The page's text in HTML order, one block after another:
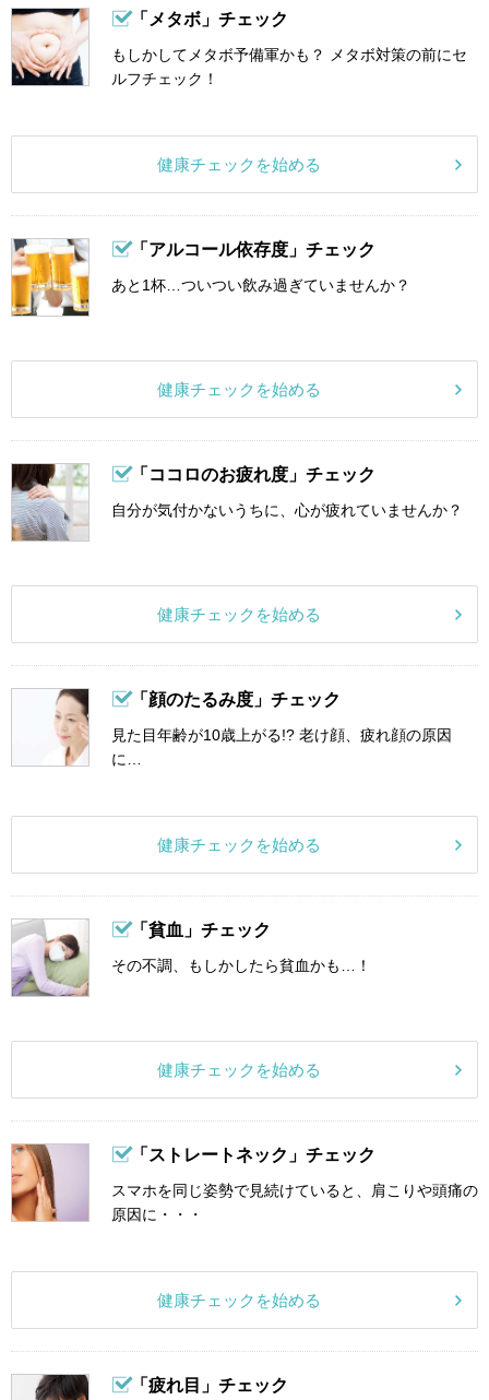
「メタボ」チェック
もしかしてメタボ予備軍かも？ メタボ対策の前にセ
ルフチェック！
健康チェックを始める
「アルコール依存度」チェック
あと1杯…ついつい飲み過ぎていませんか？
健康チェックを始める
「ココロのお疲れ度」チェック
自分が気付かないうちに、心が疲れていませんか？
健康チェックを始める
「顔のたるみ度」チェック
見た目年齢が10歳上がる!? 老け顔、疲れ顔の原因
に…
健康チェックを始める
「貧血」チェック
その不調、もしかしたら貧血かも…！
健康チェックを始める
「ストレートネック」チェック
スマホを同じ姿勢で見続けていると、肩こりや頭痛の
原因に・・・
健康チェックを始める
「疲れ目」チェック